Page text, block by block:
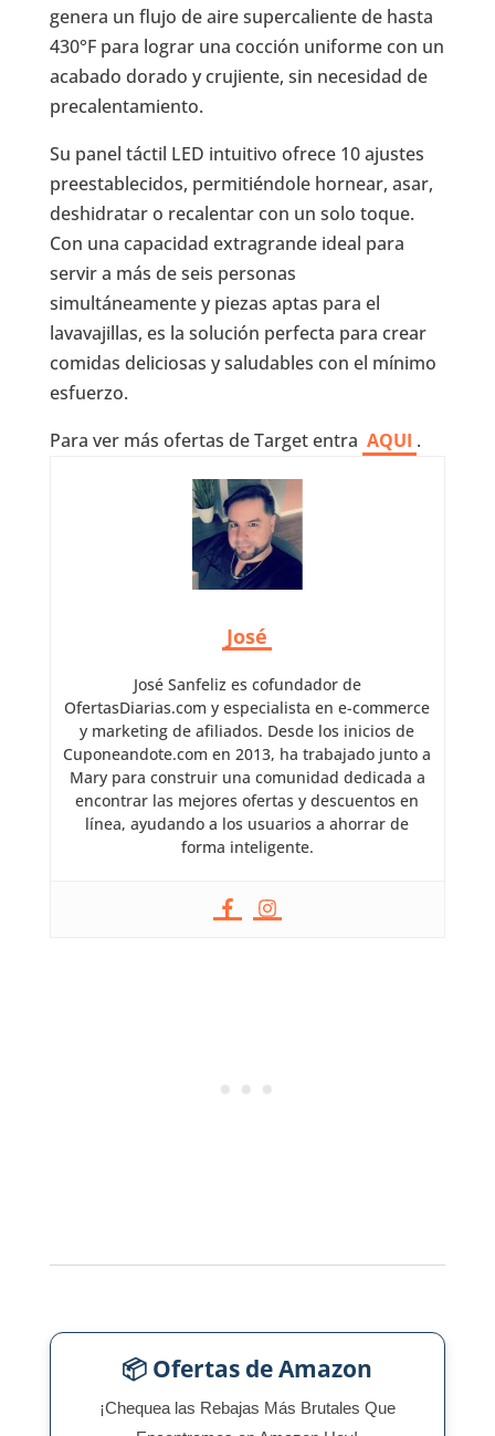
genera un flujo de aire supercaliente de hasta
430°F para lograr una cocción uniforme con un
acabado dorado y crujiente, sin necesidad de
precalentamiento.
Su panel táctil LED intuitivo ofrece 10 ajustes
preestablecidos, permitiéndole hornear, asar,
deshidratar o recalentar con un solo toque.
Con una capacidad extragrande ideal para
servir a más de seis personas
simultáneamente y piezas aptas para el
lavavajillas, es la solución perfecta para crear
comidas deliciosas y saludables con el mínimo
esfuerzo.
Para ver más ofertas de Target entra AQUI .
José
José Sanfeliz es cofundador de
OfertasDiarias.com y especialista en e-commerce
y marketing de afiliados. Desde los inicios de
Cuponeandote.com en 2013, ha trabajado junto a
Mary para construir una comunidad dedicada a
encontrar las mejores ofertas y descuentos en
línea, ayudando a los usuarios a ahorrar de
forma inteligente.
📦 Ofertas de Amazon
¡Chequea las Rebajas Más Brutales Que